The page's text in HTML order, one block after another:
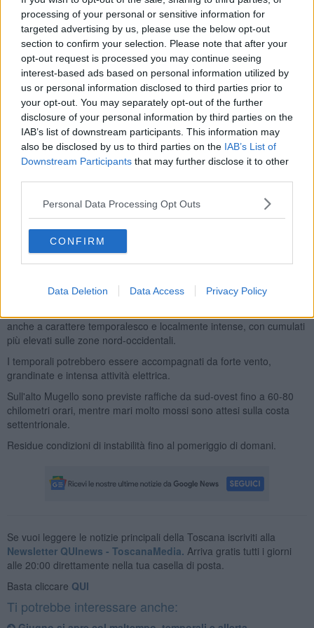
processing of your personal or sensitive information for
targeted advertising by us, please use the below opt-out
section to confirm your selection. Please note that after your
opt-out request is processed you may continue seeing
interest-based ads based on personal information utilized by
us or personal information disclosed to third parties prior to
your opt-out. You may separately opt-out of the further
disclosure of your personal information by third parties on the
IAB’s list of downstream participants. This information may
also be disclosed by us to third parties on the IAB’s List of
Downstream Participants that may further disclose it to other
Personal Data Processing Opt Outs
CONFIRM
Data Deletion Data Access Privacy Policy
L'allerta, che scatterà alle 22 di oggi per cessare alle 12 di domani,
mercoledì 3 Giugno, interesserà parte del territorio regionale.
In giallo le zone interessate dall'allerta
anche a carattere temporalesco e localmente intense, con cumulati
più elevati sulle zone nord-occidentali.
I temporali potrebbero essere accompagnati da forte vento,
grandinate e intensa attività elettrica.
Sull'alto Mugello sono previste raffiche da sud-ovest fino a 60-80
chilometri orari, mentre mari molto mossi sono attesi sulla costa
settentrionale.
Residue condizioni di instabilità fino al pomeriggio di domani.
Se vuoi leggere le notizie principali della Toscana iscriviti alla
Newsletter QUInews - ToscanaMedia. Arriva gratis tutti i giorni
alle 20:00 direttamente nella tua casella di posta.
Basta cliccare QUI
Ti potrebbe interessare anche: